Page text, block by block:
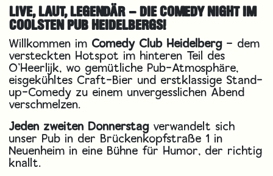
LIVE, LAUT, LEGENDÄR – DIE COMEDY NIGHT IM
COOLSTEN PUB HEIDELBERGS!
Willkommen im Comedy Club Heidelberg – dem
versteckten Hotspot im hinteren Teil des
O’Heerlijk, wo gemütliche Pub-Atmosphäre,
eisgekühltes Craft-Bier und erstklassige Stand-
up-Comedy zu einem unvergesslichen Abend
verschmelzen.
Jeden zweiten Donnerstag verwandelt sich
unser Pub in der Brückenkopfstraße 1 in
Neuenheim in eine Bühne für Humor, der richtig
knallt.